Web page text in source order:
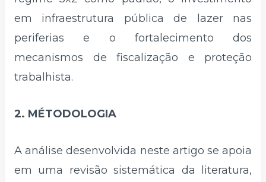
em infraestrutura pública de lazer nas
periferias e o fortalecimento dos
mecanismos de fiscalização e proteção
trabalhista.
2. MÉTODOLOGIA
A análise desenvolvida neste artigo se apoia
em uma revisão sistemática da literatura,